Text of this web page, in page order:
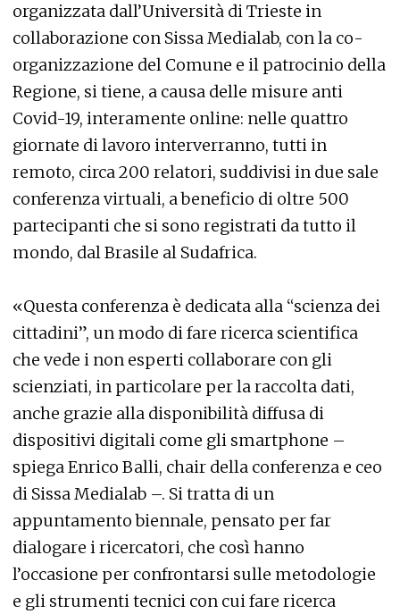
organizzata dall’Università di Trieste in
collaborazione con Sissa Medialab, con la co-
organizzazione del Comune e il patrocinio della
Regione, si tiene, a causa delle misure anti
Covid-19, interamente online: nelle quattro
giornate di lavoro interverranno, tutti in
remoto, circa 200 relatori, suddivisi in due sale
conferenza virtuali, a beneficio di oltre 500
partecipanti che si sono registrati da tutto il
mondo, dal Brasile al Sudafrica.
«Questa conferenza è dedicata alla “scienza dei
cittadini”, un modo di fare ricerca scientifica
che vede i non esperti collaborare con gli
scienziati, in particolare per la raccolta dati,
anche grazie alla disponibilità diffusa di
dispositivi digitali come gli smartphone –
spiega Enrico Balli, chair della conferenza e ceo
di Sissa Medialab –. Si tratta di un
appuntamento biennale, pensato per far
dialogare i ricercatori, che così hanno
l’occasione per confrontarsi sulle metodologie
e gli strumenti tecnici con cui fare ricerca